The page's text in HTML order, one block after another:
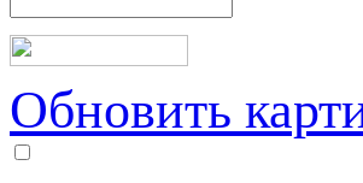
Обновить